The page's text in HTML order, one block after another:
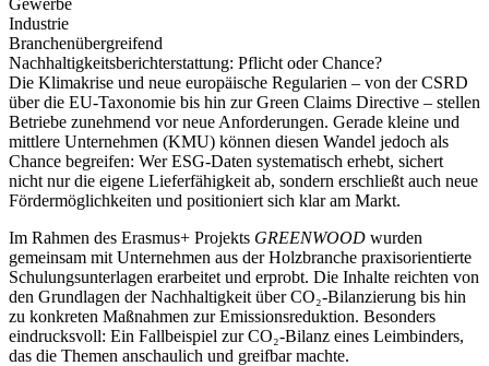
Industrie
Branchenübergreifend
Nachhaltigkeitsberichterstattung: Pflicht oder Chance?
Die Klimakrise und neue europäische Regularien – von der CSRD
über die EU-Taxonomie bis hin zur Green Claims Directive – stellen
Betriebe zunehmend vor neue Anforderungen. Gerade kleine und
mittlere Unternehmen (KMU) können diesen Wandel jedoch als
Chance begreifen: Wer ESG-Daten systematisch erhebt, sichert
nicht nur die eigene Lieferfähigkeit ab, sondern erschließt auch neue
Fördermöglichkeiten und positioniert sich klar am Markt.
Im Rahmen des Erasmus+ Projekts GREENWOOD wurden
gemeinsam mit Unternehmen aus der Holzbranche praxisorientierte
Schulungsunterlagen erarbeitet und erprobt. Die Inhalte reichten von
den Grundlagen der Nachhaltigkeit über CO₂-Bilanzierung bis hin
zu konkreten Maßnahmen zur Emissionsreduktion. Besonders
eindrucksvoll: Ein Fallbeispiel zur CO₂-Bilanz eines Leimbinders,
das die Themen anschaulich und greifbar machte.